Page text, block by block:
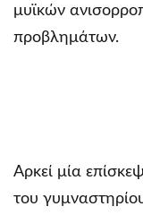
μυϊκών
προβλημάτων.
Αρκεί μία
του